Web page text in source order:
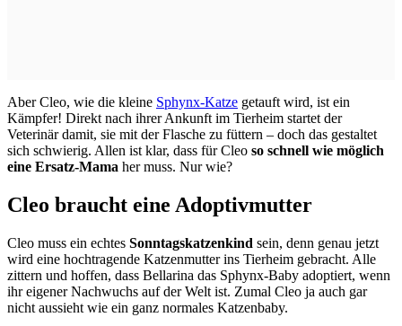
Aber Cleo, wie die kleine Sphynx-Katze getauft wird, ist ein
Kämpfer! Direkt nach ihrer Ankunft im Tierheim startet der
Veterinär damit, sie mit der Flasche zu füttern – doch das gestaltet
sich schwierig. Allen ist klar, dass für Cleo so schnell wie möglich
eine Ersatz-Mama her muss. Nur wie?
Cleo braucht eine Adoptivmutter
Cleo muss ein echtes Sonntagskatzenkind sein, denn genau jetzt
wird eine hochtragende Katzenmutter ins Tierheim gebracht. Alle
zittern und hoffen, dass Bellarina das Sphynx-Baby adoptiert, wenn
ihr eigener Nachwuchs auf der Welt ist. Zumal Cleo ja auch gar
nicht aussieht wie ein ganz normales Katzenbaby.